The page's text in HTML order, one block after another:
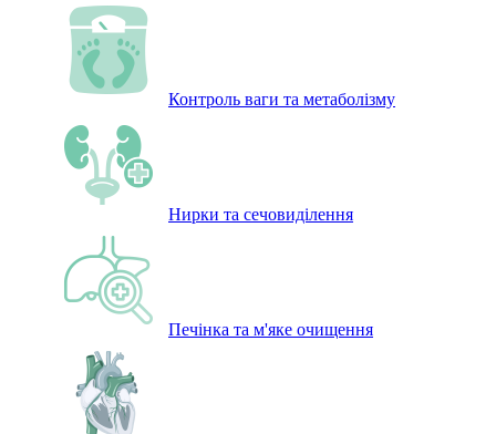
Контроль ваги та метаболізму
Нирки та сечовиділення
Печінка та м'яке очищення